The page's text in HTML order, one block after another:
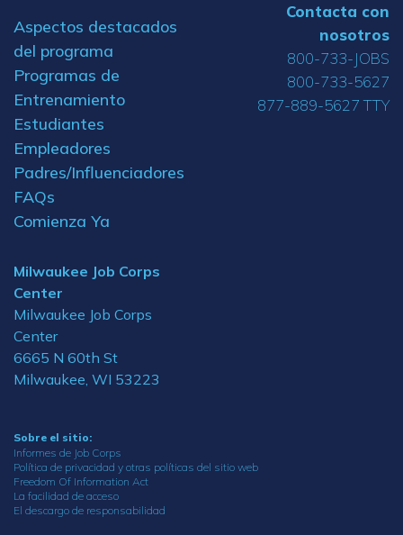
Aspectos destacados
del programa
Programas de
Entrenamiento
Estudiantes
Empleadores
Padres/Influenciadores
FAQs
Comienza Ya
Milwaukee Job Corps
Center
Milwaukee Job Corps
Center
6665 N 60th St
Milwaukee, WI 53223
Contacta con
nosotros
800-733-JOBS
800-733-5627
877-889-5627 TTY
Sobre el sitio:
Informes de Job Corps
Política de privacidad y otras políticas del sitio web
Freedom Of Information Act
La facilidad de acceso
El descargo de responsabilidad